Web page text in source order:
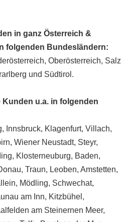
in ganz Österreich &
folgenden Bundesländern:
, Oberösterreich, Salz
und Südtirol .
u.a. in folgenden
, Innsbruck, Klagenfurt, Villach,
, Wiener Neustadt, Steyr,
, Klosterneuburg, Baden,
, Traun, Leoben, Amstetten,
, Mödling, Schwechat,
am Inn, Kitzbühel ,
am Steinernen Meer,